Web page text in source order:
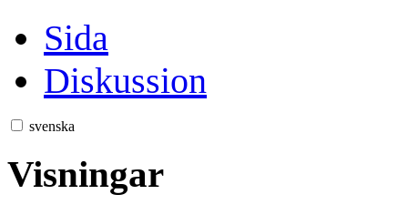
Sida
Diskussion
svenska
Visningar